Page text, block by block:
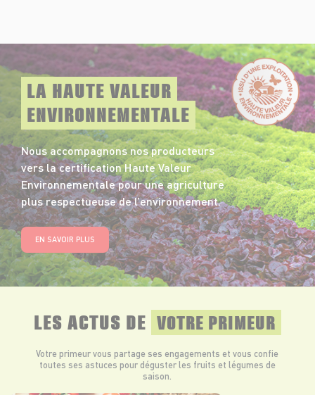
LA HAUTE VALEUR
ENVIRONNEMENTALE
Nous accompagnons nos producteurs
vers la certification Haute Valeur
Environnementale pour une agriculture
plus respectueuse de l’environnement.
EN SAVOIR PLUS
LES ACTUS DE VOTRE PRIMEUR
Votre primeur vous partage ses engagements et vous confie
toutes ses astuces pour déguster les fruits et légumes de
saison.